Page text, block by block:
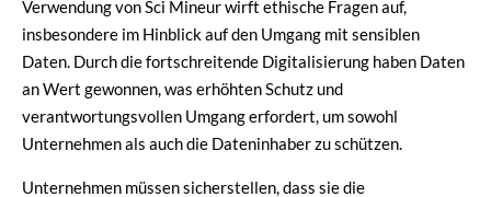
Verwendung von Sci Mineur wirft ethische Fragen auf,
insbesondere im Hinblick auf den Umgang mit sensiblen
Daten. Durch die fortschreitende Digitalisierung haben Daten
an Wert gewonnen, was erhöhten Schutz und
verantwortungsvollen Umgang erfordert, um sowohl
Unternehmen als auch die Dateninhaber zu schützen.
Unternehmen müssen sicherstellen, dass sie die